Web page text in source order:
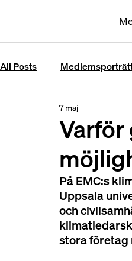
All Posts
7 maj
På EMC:s
Uppsala
och
stora företag